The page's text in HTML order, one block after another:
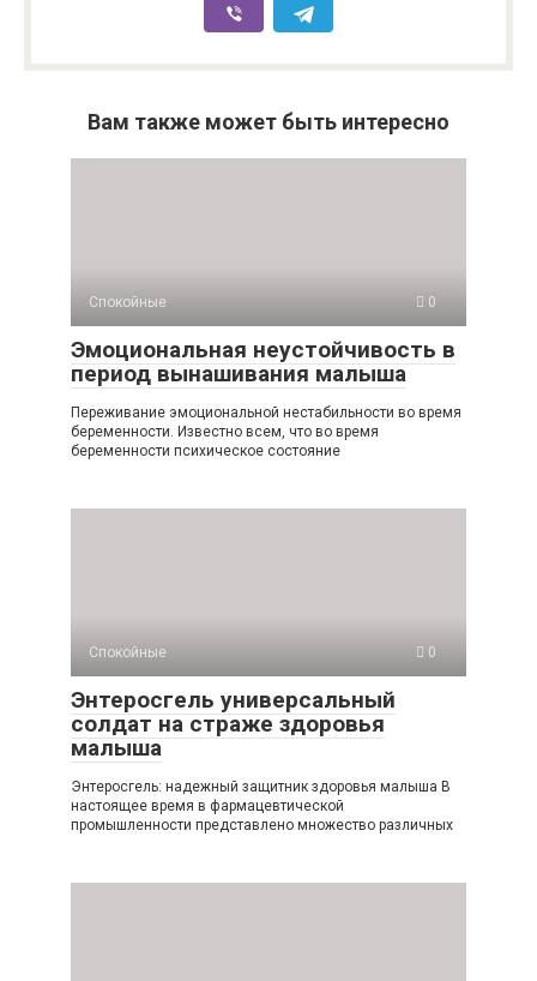
Вам также может быть интересно
Спокойные 0
Эмоциональная неустойчивость в
период вынашивания малыша
Переживание эмоциональной нестабильности во время
беременности. Известно всем, что во время
беременности психическое состояние
Спокойные 0
Энтеросгель универсальный
солдат на страже здоровья
малыша
Энтеросгель: надежный защитник здоровья малыша В
настоящее время в фармацевтической
промышленности представлено множество различных